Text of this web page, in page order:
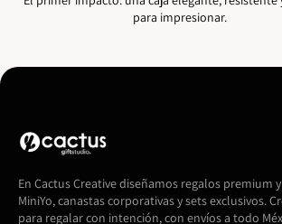
para impresionar.
En Cactus Creative diseñamos regalos premium
MiniYo, canastas corporativas y sets exclusivos.
para regalar con intención, con envíos a todo